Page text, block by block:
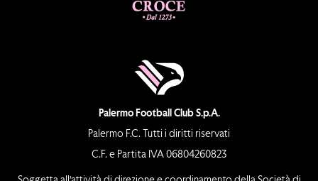
Palermo Football Club S.p.A.
Palermo F.C. Tutti i diritti riservati
C.F. e Partita IVA 06804260823